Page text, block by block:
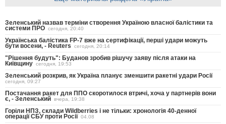
Зеленський назвав терміни створення Україною власної балістики та
системи ПРО сегодня, 20:40
Українська балістика FP-7 вже на сертифікації, перші удари можуть
бути восени, - Reuters сегодня, 20:14
"Рішення будуть": Буданов зробив рішучу заяву після атаки на
Київщину сегодня, 19:53
Зеленський розкрив, як Україна планує зменшити ракетні удари Росії
сегодня, 09:27
Постачання ракет для ППО скоротилося втричі, хоча у партнерів вони
є, - Зеленський вчера, 19:38
Горіли НПЗ, склади Wildberries і не тільки: хронологія 40-денної
операції СБУ проти Росії 04.08